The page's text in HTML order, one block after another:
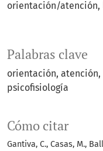
Palabras clave
orientación atención
psicofisiología
Cómo citar
Gantiva, C., Casas, M.,
orientación/atención,